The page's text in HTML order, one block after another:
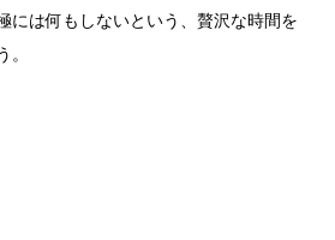
には何もしないという、贅沢な時間を